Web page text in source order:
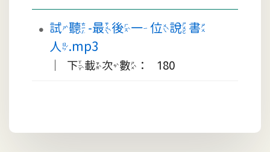
試聽-最後一位說書
人.mp3
｜下載次數： 180